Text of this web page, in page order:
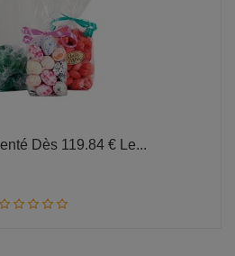
Ajouter au panier
Dès 119.84 € Le...